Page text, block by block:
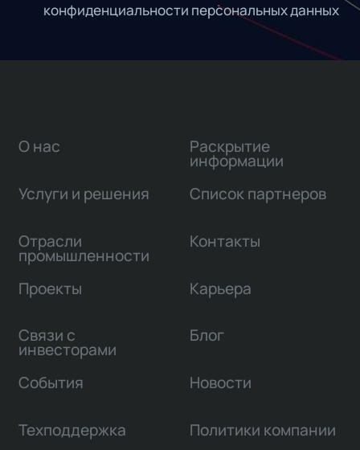
конфиденциальности персональных данных
О нас
Услуги и решения
Отрасли
промышленности
Проекты
Связи с
инвесторами
Раскрытие
информации
Список партнеров
Контакты
Карьера
Блог
События Новости
Техподдержка Политики компании